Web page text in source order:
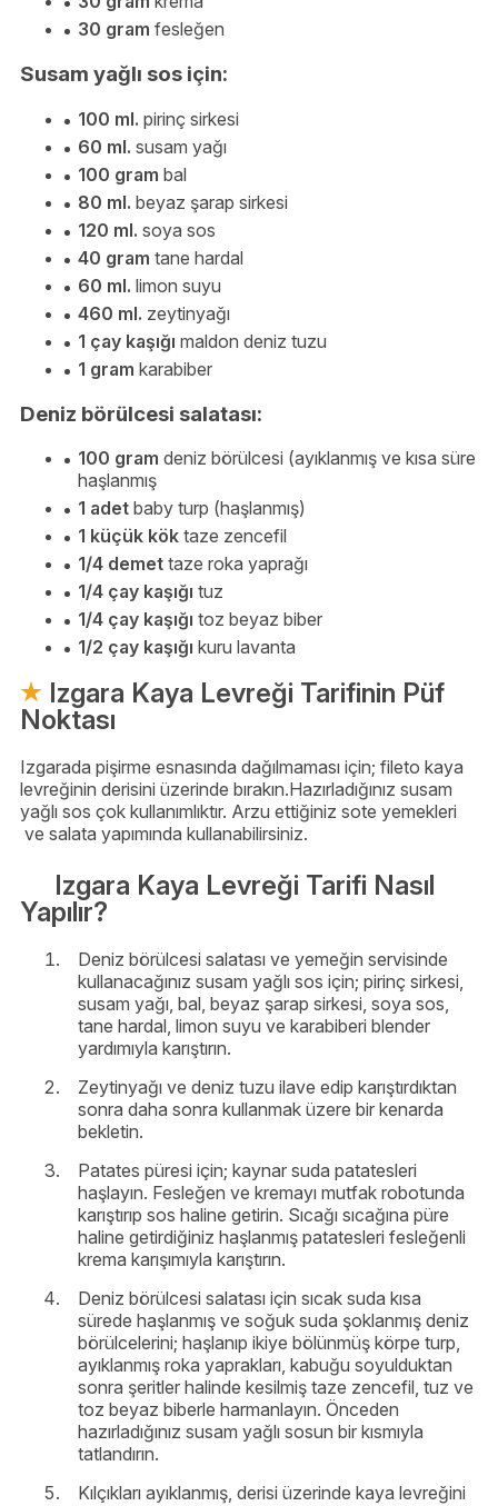
30 gram fesleğen
Susam yağlı sos için:
100 ml. pirinç sirkesi
60 ml. susam yağı
100 gram bal
80 ml. beyaz şarap sirkesi
120 ml. soya sos
40 gram tane hardal
60 ml. limon suyu
460 ml. zeytinyağı
1 çay kaşığı maldon deniz tuzu
1 gram karabiber
Deniz börülcesi salatası:
100 gram deniz börülcesi (ayıklanmış ve kısa süre
haşlanmış
1 adet baby turp (haşlanmış)
1 küçük kök taze zencefil
1/4 demet taze roka yaprağı
1/4 çay kaşığı tuz
1/4 çay kaşığı toz beyaz biber
1/2 çay kaşığı kuru lavanta
Izgara Kaya Levreği Tarifinin Püf
Noktası
Izgarada pişirme esnasında dağılmaması için; fileto kaya
levreğinin derisini üzerinde bırakın.Hazırladığınız susam
yağlı sos çok kullanımlıktır. Arzu ettiğiniz sote yemekleri
ve salata yapımında kullanabilirsiniz.
Izgara Kaya Levreği Tarifi Nasıl
Yapılır?
Deniz börülcesi salatası ve yemeğin servisinde
kullanacağınız susam yağlı sos için; pirinç sirkesi,
susam yağı, bal, beyaz şarap sirkesi, soya sos,
tane hardal, limon suyu ve karabiberi blender
yardımıyla karıştırın.
Zeytinyağı ve deniz tuzu ilave edip karıştırdıktan
sonra daha sonra kullanmak üzere bir kenarda
bekletin.
Patates püresi için; kaynar suda patatesleri
haşlayın. Fesleğen ve kremayı mutfak robotunda
karıştırıp sos haline getirin. Sıcağı sıcağına püre
haline getirdiğiniz haşlanmış patatesleri fesleğenli
krema karışımıyla karıştırın.
Deniz börülcesi salatası için sıcak suda kısa
sürede haşlanmış ve soğuk suda şoklanmış deniz
börülcelerini; haşlanıp ikiye bölünmüş körpe turp,
ayıklanmış roka yaprakları, kabuğu soyulduktan
sonra şeritler halinde kesilmiş taze zencefil, tuz ve
toz beyaz biberle harmanlayın. Önceden
hazırladığınız susam yağlı sosun bir kısmıyla
tatlandırın.
Kılçıkları ayıklanmış, derisi üzerinde kaya levreğini